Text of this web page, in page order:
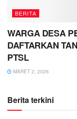
BERITA
WARGA DESA
DAFTARKAN
PTSL
MARET 2, 2026
Berita terkini